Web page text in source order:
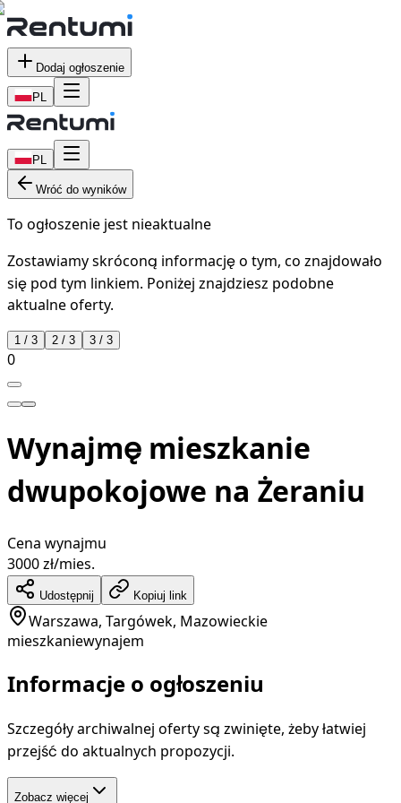
Dodaj ogłoszenie
PL
PL
Wróć do wyników
To ogłoszenie jest nieaktualne
Zostawiamy skróconą informację o tym, co znajdowało
się pod tym linkiem. Poniżej znajdziesz podobne
aktualne oferty.
1 / 3 2 / 3 3 / 3
0
Wynajmę mieszkanie
dwupokojowe na Żeraniu
Cena wynajmu
3000zł/mies.
Udostępnij Kopiuj link
Warszawa, Targówek, Mazowieckie
mieszkaniewynajem
Informacje o ogłoszeniu
Szczegóły archiwalnej oferty są zwinięte, żeby łatwiej
przejść do aktualnych propozycji.
Zobacz więcej